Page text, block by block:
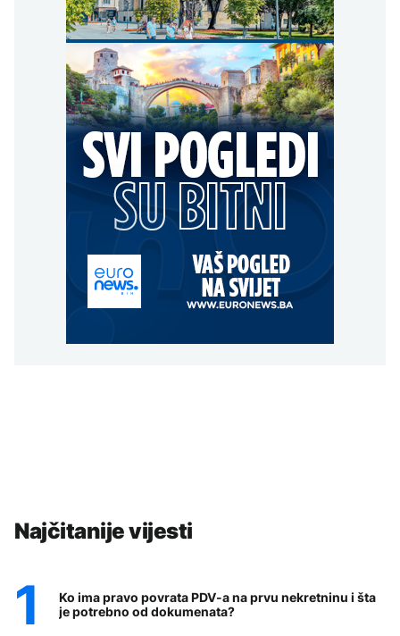
Najčitanije vijesti
Ko ima pravo povrata PDV-a na prvu nekretninu i šta
je potrebno od dokumenata?